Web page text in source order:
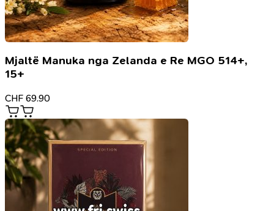
Mjaltë Manuka nga Zelanda e Re MGO 514+,
15+
CHF 69.90